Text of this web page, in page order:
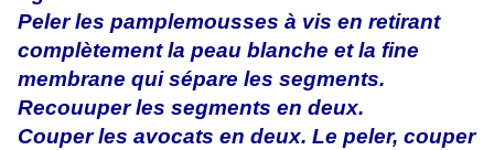
Peler les pamplemousses à vis en retirant
complètement la peau blanche et la fine
membrane qui sépare les segments.
Recouuper les segments en deux.
Couper les avocats en deux. Le peler, couper